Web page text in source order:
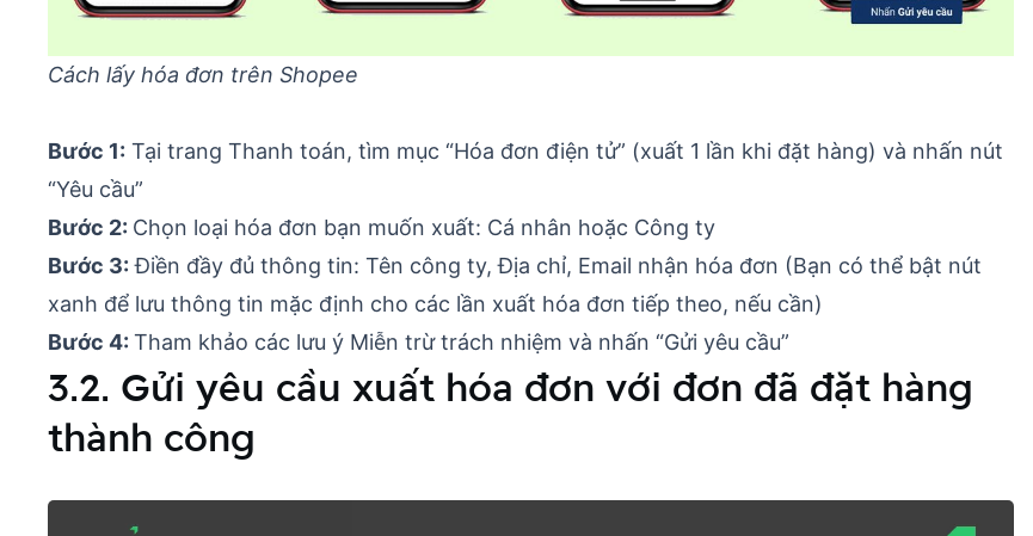
Cách lấy hóa đơn trên Shopee
Bước 1: Tại trang Thanh toán, tìm mục “Hóa đơn điện tử” (xuất 1 lần khi đặt hàng) và nhấn nút
“Yêu cầu”
Bước 2: Chọn loại hóa đơn bạn muốn xuất: Cá nhân hoặc Công ty
Bước 3: Điền đầy đủ thông tin: Tên công ty, Địa chỉ, Email nhận hóa đơn (Bạn có thể bật nút
xanh để lưu thông tin mặc định cho các lần xuất hóa đơn tiếp theo, nếu cần)
Bước 4: Tham khảo các lưu ý Miễn trừ trách nhiệm và nhấn “Gửi yêu cầu”
3.2. Gửi yêu cầu xuất hóa đơn với đơn đã đặt hàng
thành công